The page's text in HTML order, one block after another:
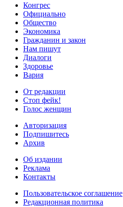
Конгрес
Официально
Общество
Экономика
Гражданин и закон
Нам пишут
Диалоги
Здоровье
Вария
От редакции
Стоп фейк!
Голос женщин
Авторизация
Подпишитесь
Архив
Об издании
Реклама
Контакты
Пользовательское соглашение
Редакционная политика